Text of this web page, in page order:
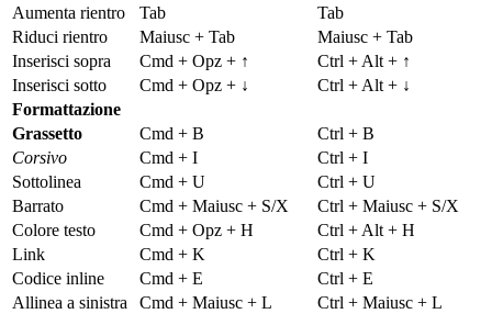
Aumenta rientro
Tab
Tab
Riduci rientro
Maiusc + Tab
Maiusc + Tab
Inserisci sopra
Cmd + Opz + ↑
Ctrl + Alt + ↑
Inserisci sotto
Cmd + Opz + ↓
Ctrl + Alt + ↓
Formattazione
Grassetto
Cmd + B
Ctrl + B
Corsivo
Cmd + I
Ctrl + I
Sottolinea
Cmd + U
Ctrl + U
Barrato
Cmd + Maiusc + S/X
Ctrl + Maiusc + S/X
Colore testo
Cmd + Opz + H
Ctrl + Alt + H
Link
Cmd + K
Ctrl + K
Codice inline
Cmd + E
Ctrl + E
Allinea a sinistra
Cmd + Maiusc + L
Ctrl + Maiusc + L